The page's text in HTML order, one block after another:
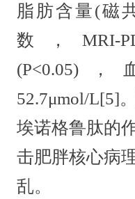
脂肪含量(磁
数，MRI-
(P<0.05)
52.7μmol/L[5]
埃诺格鲁肽的
击肥胖核心病
乱。